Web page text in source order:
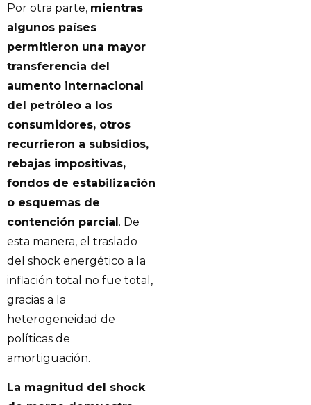
Por otra parte, mientras
algunos países
permitieron una mayor
transferencia del
aumento internacional
del petróleo a los
consumidores, otros
recurrieron a subsidios,
rebajas impositivas,
fondos de estabilización
o esquemas de
contención parcial. De
esta manera, el traslado
del shock energético a la
inflación total no fue total,
gracias a la
heterogeneidad de
políticas de
amortiguación.
La magnitud del shock